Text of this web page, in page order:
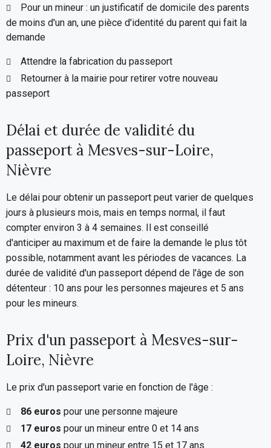
Pour un mineur : un justificatif de domicile des parents
de moins d'un an, une pièce d'identité du parent qui fait la
demande
Attendre la fabrication du passeport
Retourner à la mairie pour retirer votre nouveau
passeport
Délai et durée de validité du
passeport à Mesves-sur-Loire,
Nièvre
Le délai pour obtenir un passeport peut varier de quelques
jours à plusieurs mois, mais en temps normal, il faut
compter environ 3 à 4 semaines. Il est conseillé
d'anticiper au maximum et de faire la demande le plus tôt
possible, notamment avant les périodes de vacances. La
durée de validité d'un passeport dépend de l'âge de son
détenteur : 10 ans pour les personnes majeures et 5 ans
pour les mineurs.
Prix d'un passeport à Mesves-sur-
Loire, Nièvre
Le prix d'un passeport varie en fonction de l'âge :
86 euros pour une personne majeure
17 euros pour un mineur entre 0 et 14 ans
42 euros pour un mineur entre 15 et 17 ans